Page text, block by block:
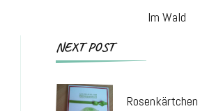
Im Wald
NEXT POST
Rosenkärtchen